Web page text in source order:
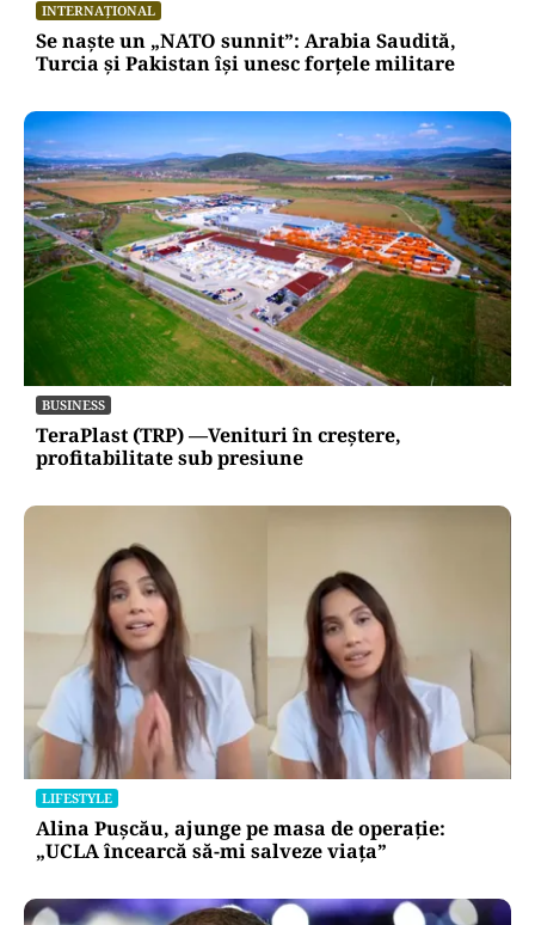
INTERNAȚIONAL
Se naște un „NATO sunnit”: Arabia Saudită,
Turcia și Pakistan își unesc forțele militare
BUSINESS
TeraPlast (TRP) —Venituri în creștere,
profitabilitate sub presiune
LIFESTYLE
Alina Pușcău, ajunge pe masa de operație:
„UCLA încearcă să-mi salveze viața”